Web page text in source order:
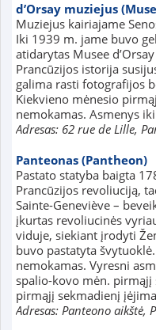
d’Orsay muziejus
Muziejus kairiajame
Iki 1939 m. jame buvo
atidarytas Musee
Prancūzijos istorija
galima rasti fotografijos
Kiekvieno mėnesio
nemokamas. Asmenys
Adresas: 62 rue de Lille,
Panteonas (Pantheon)
Pastato statyba baigta
Prancūzijos revoliuciją,
Sainte-Geneviève –
įkurtas revoliucinės
viduje, siekiant įrodyti
buvo pastatyta
nemokamas. Vyresni
spalio-kovo mėn. pirmąjį
pirmąjį sekmadienį
Adresas: Panteono aikštė,